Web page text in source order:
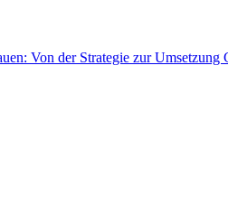
Von der Strategie zur Umsetzung